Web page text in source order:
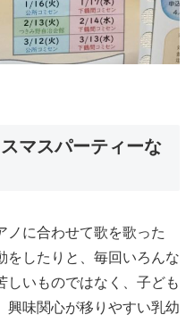
マスパーティーな
ノに合わせて歌を歌った
をしたりと、毎回いろんな
しいものではなく、子ども
興味関心が移りやすい乳幼